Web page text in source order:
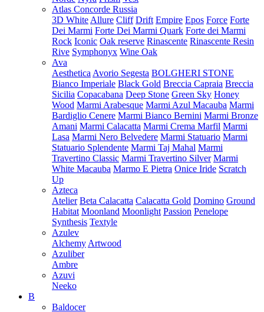
Atlas Concorde Russia
3D White Allure Cliff Drift Empire Epos Force Forte
Dei Marmi Forte Dei Marmi Quark Forte dei Marmi
Rock Iconic Oak reserve Rinascente Rinascente Resin
Rive Symphonyx Wine Oak
Ava
Aesthetica Avorio Segesta BOLGHERI STONE
Bianco Imperiale Black Gold Breccia Capraia Breccia
Sicilia Copacabana Deep Stone Green Sky Honey
Wood Marmi Arabesque Marmi Azul Macauba Marmi
Bardiglio Cenere Marmi Bianco Bernini Marmi Bronze
Amani Marmi Calacatta Marmi Crema Marfil Marmi
Lasa Marmi Nero Belvedere Marmi Statuario Marmi
Statuario Splendente Marmi Taj Mahal Marmi
Travertino Classic Marmi Travertino Silver Marmi
White Macauba Marmo E Pietra Onice Iride Scratch
Up
Azteca
Atelier Beta Calacatta Calacatta Gold Domino Ground
Habitat Moonland Moonlight Passion Penelope
Synthesis Textyle
Azulev
Alchemy Artwood
Azuliber
Ambre
Azuvi
Neeko
B
Baldocer